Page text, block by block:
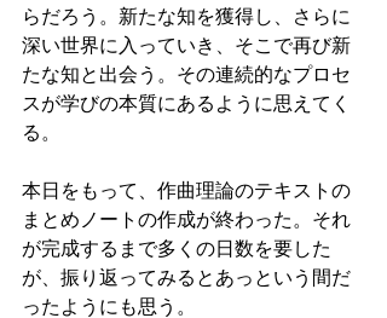
らだろう。新たな知を獲得し、さらに
深い世界に入っていき、そこで再び新
たな知と出会う。その連続的なプロセ
スが学びの本質にあるように思えてく
る。
本日をもって、作曲理論のテキストの
まとめノートの作成が終わった。それ
が完成するまで多くの日数を要した
が、振り返ってみるとあっという間だ
ったようにも思う。